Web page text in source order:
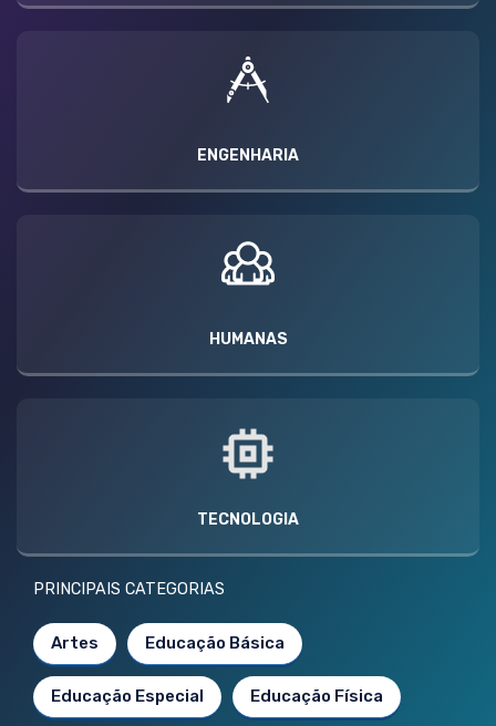
ENGENHARIA
HUMANAS
TECNOLOGIA
PRINCIPAIS CATEGORIAS
Artes Educação Básica
Educação Especial Educação Física